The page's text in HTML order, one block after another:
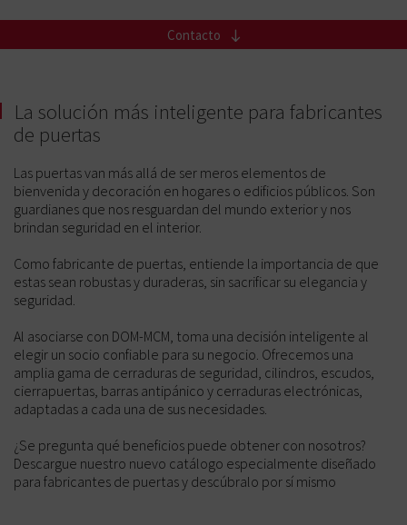
Contacto
La solución más inteligente para fabricantes
de puertas
Las puertas van más allá de ser meros elementos de
bienvenida y decoración en hogares o edificios públicos. Son
guardianes que nos resguardan del mundo exterior y nos
brindan seguridad en el interior.
Como fabricante de puertas, entiende la importancia de que
estas sean robustas y duraderas, sin sacrificar su elegancia y
seguridad.
Al asociarse con DOM-MCM, toma una decisión inteligente al
elegir un socio confiable para su negocio. Ofrecemos una
amplia gama de cerraduras de seguridad, cilindros, escudos,
cierrapuertas, barras antipánico y cerraduras electrónicas,
adaptadas a cada una de sus necesidades.
¿Se pregunta qué beneficios puede obtener con nosotros?
Descargue nuestro nuevo catálogo especialmente diseñado
para fabricantes de puertas y descúbralo por sí mismo